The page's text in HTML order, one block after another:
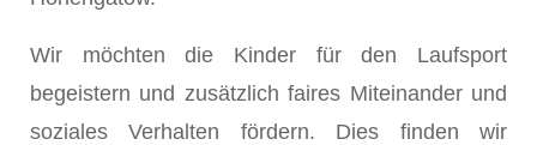
Wir möchten die Kinder für den Laufsport
begeistern und zusätzlich faires Miteinander und
soziales Verhalten fördern. Dies finden wir